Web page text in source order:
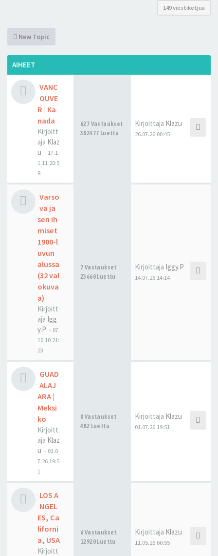
149 viestiketjua
New Topic
AIHEET
VANC
OUVE
R | Ka
nada
Kirjoitt
aja Klaz
u - 17.1
1.11 20:5
8
627 Vastaukset
302477 Luettu
Kirjoittaja Klazu
26.07.26 00:45
Varso
va ja
sen ih
miset
1900-l
uvun
alussa
(32 val
okuva
a)
Kirjoitt
aja Igg
y.P - 07.
10.10 21:
23
7 Vastaukset
23660 Luettu
Kirjoittaja Iggy.P
14.07.26 14:14
GUAD
ALAJ
ARA |
Meksi
ko
Kirjoitt
aja Klaz
u - 01.0
7.26 19:5
1
0 Vastaukset
482 Luettu
Kirjoittaja Klazu
01.07.26 19:51
LOS A
NGEL
ES, Ca
liforni
a, USA
Kirjoitt
6 Vastaukset
12920 Luettu
Kirjoittaja Klazu
11.05.26 00:55